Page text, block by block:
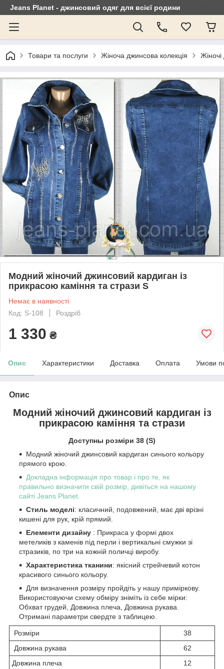
Jeans Planet - джинсовий одяг для всієї родини
Товари та послуги Жіноча джинсова колекція
Модний жіночий джинсовий кардиган із
прикрасою каміння та стрази S
Немає в наявності
Код: S-108
Роздріб
1 330 ₴
Опис Характеристики Доставка Оплата Умови
Опис
Модний жіночий джинсовий кардиган із
прикрасою каміння та стрази
Доступны розміри 38 (S)
Модний жіночий джинсовий кардиган синього кольору
прямого крою.
Докладна інформація про товар і про те, як
правильно визначити свій розмір, дивіться на нашому
сайті Jeans Planet.
Стиль моделі: класичний, подовжений, має дві врізні
кишені для рук, крій прямий.
Елементи дизайну : Прикраса у формі двох
метеликів з каменів під перли і вертикальні смужки зі
стразиків, по три на кожній поличці виробу.
Характеристика тканини: якісний стрейчевий котон
красивого синього кольору.
Для визначення розміру пройдіть у нашу приміркову.
Використовуючи схему обміру зніміть із себе мірки:
Обхват грудей, Довжина плеча, Довжина рукава.
Отримані параметри свердте з таблицею.
Розміри
38
Довжина рукава
62
Довжина плеча
12